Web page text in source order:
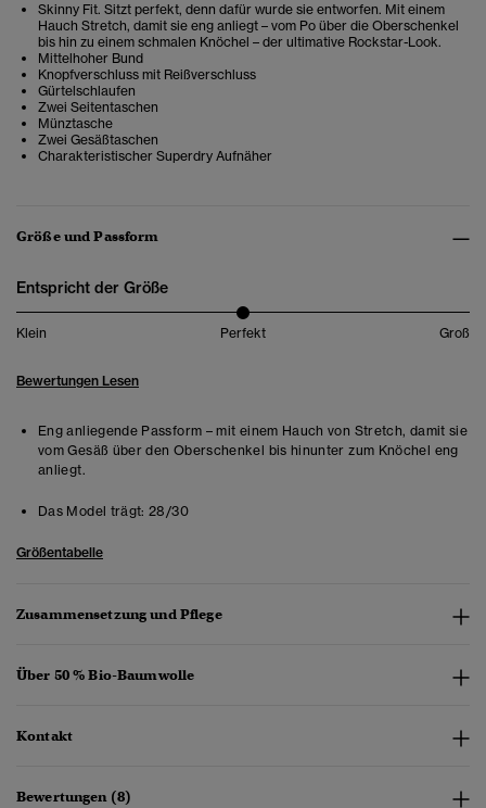
Skinny Fit. Sitzt perfekt, denn dafür wurde sie entworfen. Mit einem
Hauch Stretch, damit sie eng anliegt – vom Po über die Oberschenkel
bis hin zu einem schmalen Knöchel – der ultimative Rockstar-Look.
Mittelhoher Bund
Knopfverschluss mit Reißverschluss
Gürtelschlaufen
Zwei Seitentaschen
Münztasche
Zwei Gesäßtaschen
Charakteristischer Superdry Aufnäher
Größe und Passform
Entspricht der Größe
Klein Perfekt Groß
Bewertungen Lesen
Eng anliegende Passform – mit einem Hauch von Stretch, damit sie
vom Gesäß über den Oberschenkel bis hinunter zum Knöchel eng
anliegt.
Das Model trägt: 28/30
Größentabelle
Zusammensetzung und Pflege
Über 50 % Bio-Baumwolle
Kontakt
Bewertungen (8)